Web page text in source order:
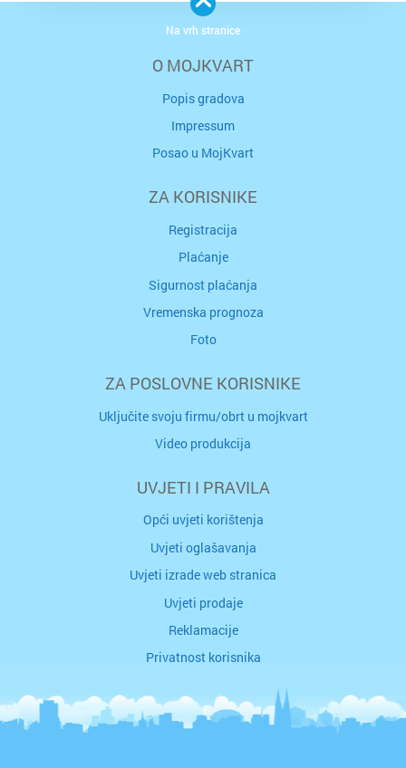
O MOJKVART
Popis gradova
Impressum
Posao u MojKvart
ZA KORISNIKE
Registracija
Plaćanje
Sigurnost plaćanja
Vremenska prognoza
Foto
ZA POSLOVNE KORISNIKE
Uključite svoju firmu/obrt u mojkvart
Video produkcija
UVJETI I PRAVILA
Opći uvjeti korištenja
Uvjeti oglašavanja
Uvjeti izrade web stranica
Uvjeti prodaje
Reklamacije
Privatnost korisnika
Na vrh stranice